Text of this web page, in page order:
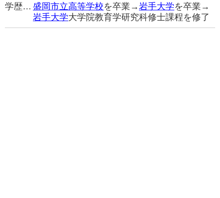
学歴… 盛岡市立高等学校を卒業→岩手大学を卒業→
岩手大学大学院教育学研究科修士課程を修了